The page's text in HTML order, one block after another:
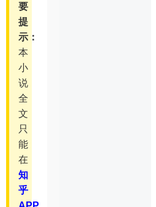
要
提
示：
本
小
说
全
文
只
能
在
知
乎